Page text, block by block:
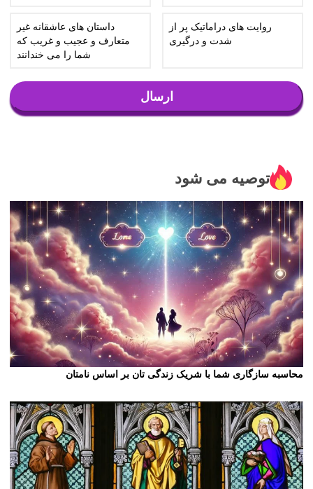
روایت های دراماتیک پر از
شدت و درگیری
داستان های عاشقانه غیر
متعارف و عجیب و غریب که
شما را می خندانند
ارسال
توصیه می شود
محاسبه سازگاری شما با شریک زندگی تان بر اساس نامتان